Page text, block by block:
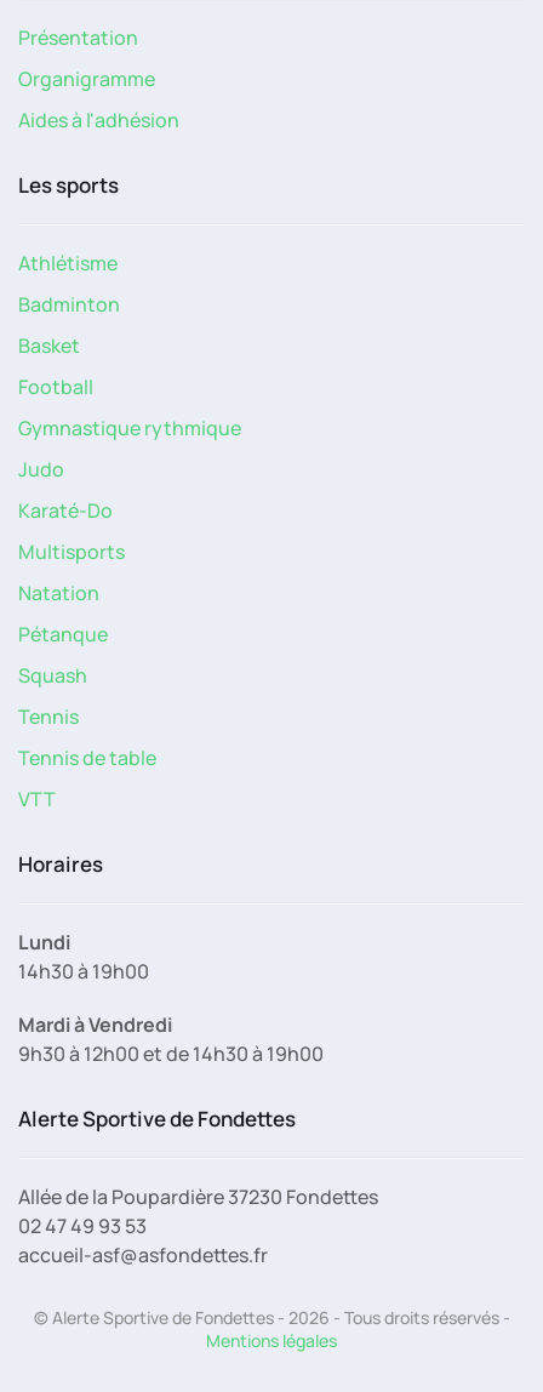
Présentation
Organigramme
Aides à l'adhésion
Les sports
Athlétisme
Badminton
Basket
Football
Gymnastique rythmique
Judo
Karaté-Do
Multisports
Natation
Pétanque
Squash
Tennis
Tennis de table
VTT
Horaires
Lundi
14h30 à 19h00
Mardi à Vendredi
9h30 à 12h00 et de 14h30 à 19h00
Alerte Sportive de Fondettes
Allée de la Poupardière 37230 Fondettes
02 47 49 93 53
accueil-asf@asfondettes.fr
© Alerte Sportive de Fondettes - 2026 - Tous droits réservés -
Mentions légales